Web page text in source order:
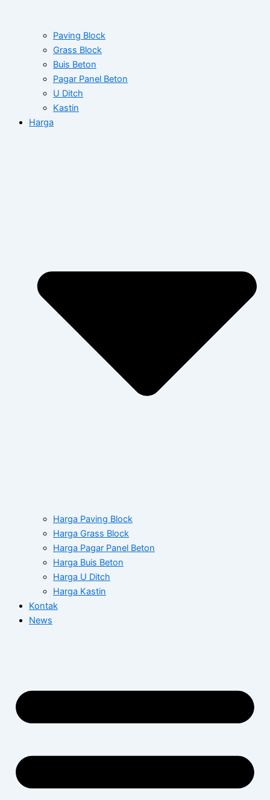
Paving Block
Grass Block
Buis Beton
Pagar Panel Beton
U Ditch
Kastin
Harga
Harga Paving Block
Harga Grass Block
Harga Pagar Panel Beton
Harga Buis Beton
Harga U Ditch
Harga Kastin
Kontak
News